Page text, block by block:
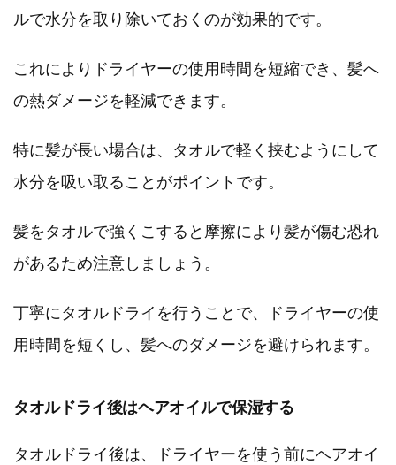
ルで水分を取り除いておくのが効果的です。
これによりドライヤーの使用時間を短縮でき、髪へ
の熱ダメージを軽減できます。
特に髪が長い場合は、タオルで軽く挟むようにして
水分を吸い取ることがポイントです。
髪をタオルで強くこすると摩擦により髪が傷む恐れ
があるため注意しましょう。
丁寧にタオルドライを行うことで、ドライヤーの使
用時間を短くし、髪へのダメージを避けられます。
タオルドライ後はヘアオイルで保湿する
タオルドライ後は、ドライヤーを使う前にヘアオイ